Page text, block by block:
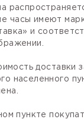
часы имеют
и
доставки
населенного
пункте